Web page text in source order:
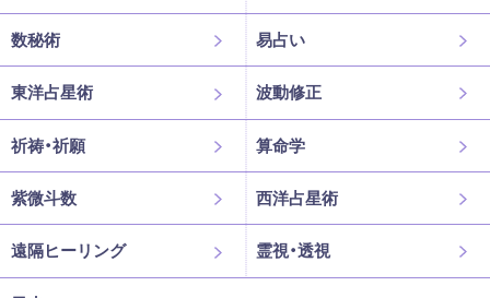
数秘術 易占い
東洋占星術 波動修正
祈祷・祈願 算命学
紫微斗数 西洋占星術
遠隔ヒーリング 霊視・透視